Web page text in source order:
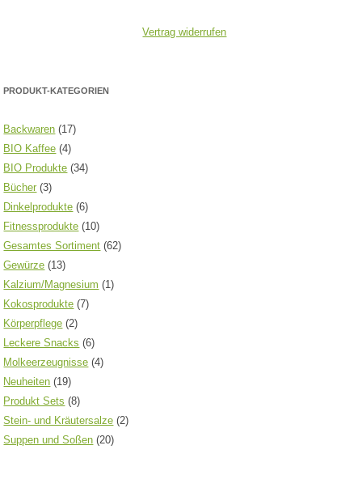
Vertrag widerrufen
PRODUKT-KATEGORIEN
Backwaren (17)
BIO Kaffee (4)
BIO Produkte (34)
Bücher (3)
Dinkelprodukte (6)
Fitnessprodukte (10)
Gesamtes Sortiment (62)
Gewürze (13)
Kalzium/Magnesium (1)
Kokosprodukte (7)
Körperpflege (2)
Leckere Snacks (6)
Molkeerzeugnisse (4)
Neuheiten (19)
Produkt Sets (8)
Stein- und Kräutersalze (2)
Suppen und Soßen (20)